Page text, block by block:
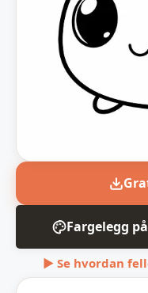
Fargelegg
▶ Se hvordan